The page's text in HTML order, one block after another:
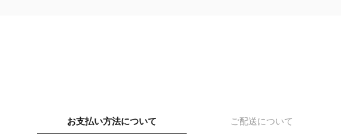
お支払い方法について ご配送について